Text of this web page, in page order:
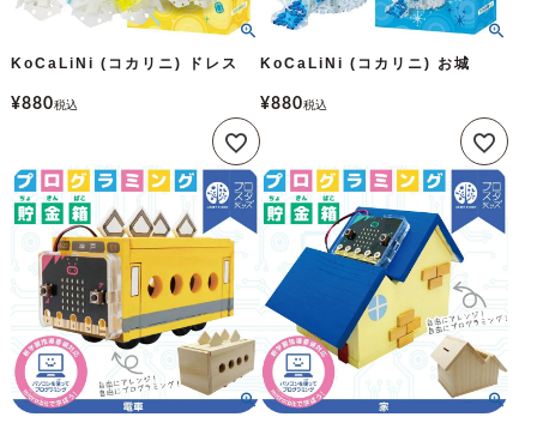
KoCaLiNi (コカリニ) ドレス
¥880税込
KoCaLiNi (コカリニ) お城
¥880税込